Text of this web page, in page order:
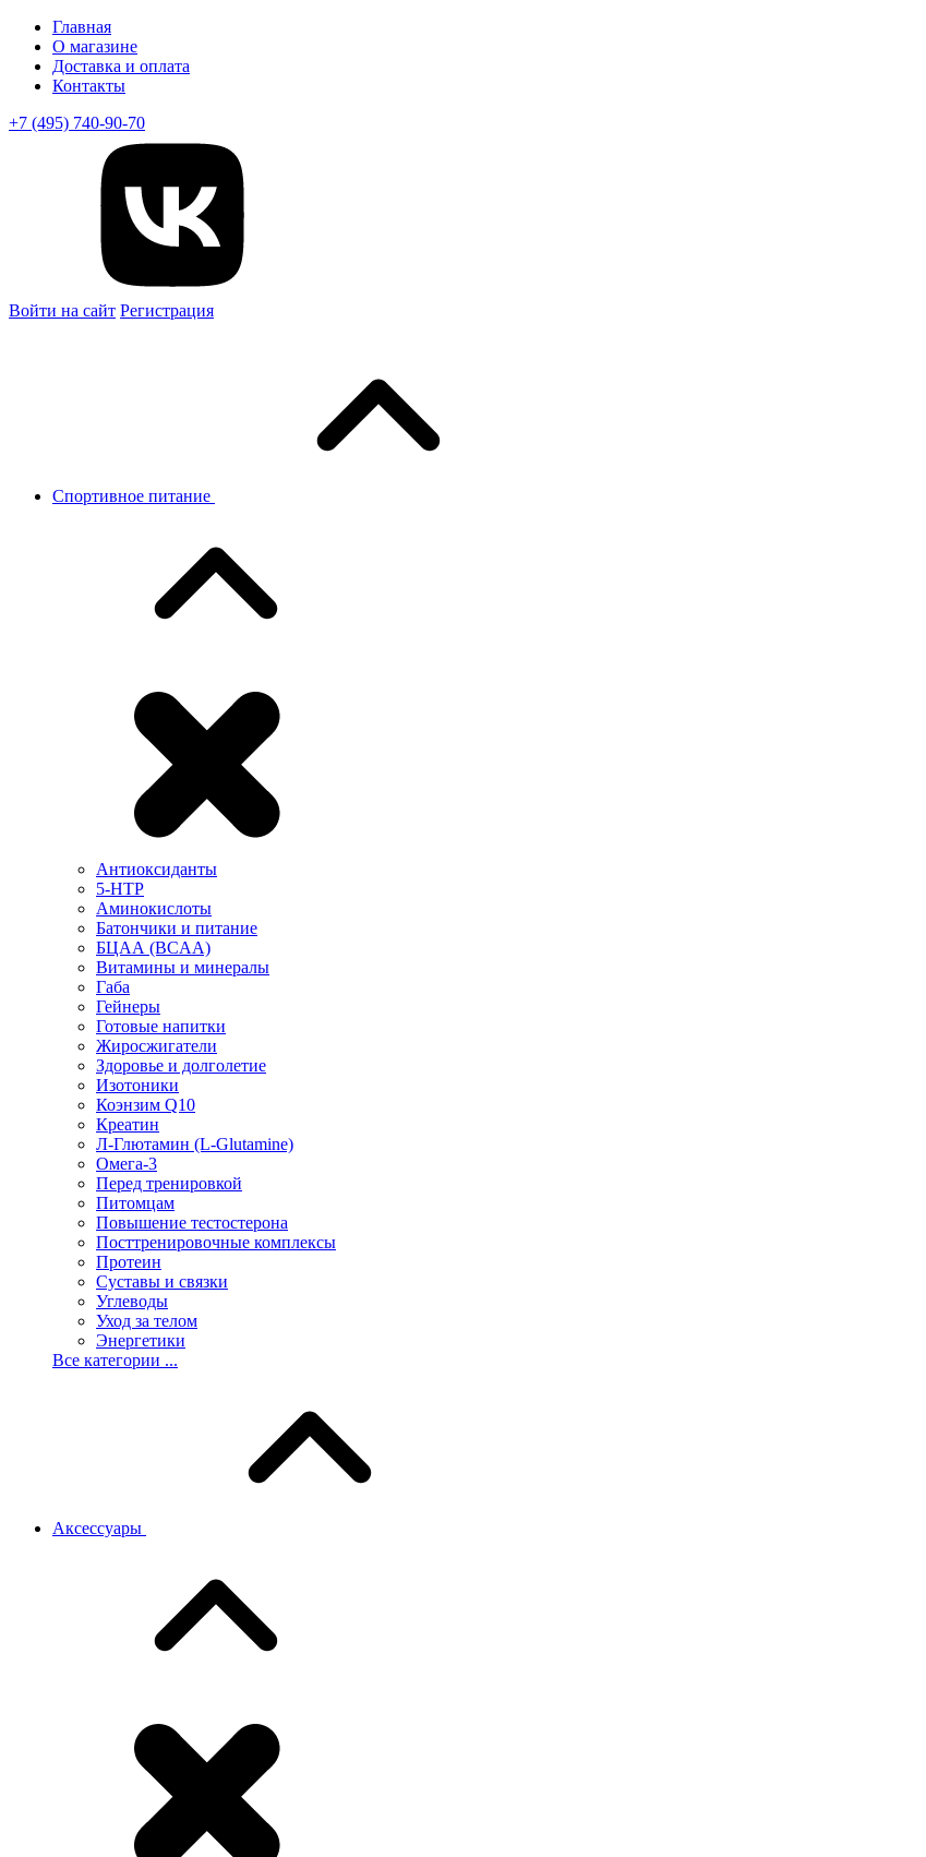
Главная
О магазине
Доставка и оплата
Контакты
+7 (495) 740-90-70
Войти на сайт Регистрация
Спортивное питание
Антиоксиданты
5-HTP
Аминокислоты
Батончики и питание
БЦАА (BCAA)
Витамины и минералы
Габа
Гейнеры
Готовые напитки
Жиросжигатели
Здоровье и долголетие
Изотоники
Коэнзим Q10
Креатин
Л-Глютамин (L-Glutamine)
Омега-3
Перед тренировкой
Питомцам
Повышение тестостерона
Посттренировочные комплексы
Протеин
Суставы и связки
Углеводы
Уход за телом
Энергетики
Все категории ...
Аксессуары